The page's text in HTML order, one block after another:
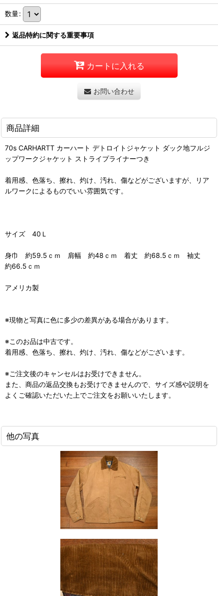
数量:
返品特約に関する重要事項
カートに入れる
お問い合わせ
商品詳細
70s CARHARTT カーハート デトロイトジャケット ダック地フルジ
ップワークジャケット ストライプライナーつき
着用感、色落ち、擦れ、灼け、汚れ、傷などがございますが、リア
ルワークによるものでいい雰囲気です。
サイズ 40Ｌ
身巾 約59.5ｃｍ 肩幅 約48ｃｍ 着丈 約68.5ｃｍ 袖丈
約66.5ｃｍ
アメリカ製
※現物と写真に色に多少の差異がある場合があります。
※このお品は中古です。
着用感、色落ち、擦れ、灼け、汚れ、傷などがございます。
※ご注文後のキャンセルはお受けできません。
また、商品の返品交換もお受けできませんので、サイズ感や説明を
よくご確認いただいた上でご注文をお願いいたします。
他の写真